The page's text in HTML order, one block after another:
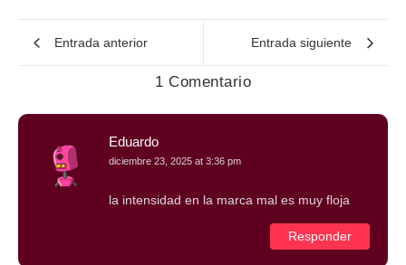
Entrada anterior Entrada siguiente
1 Comentario
Eduardo
diciembre 23, 2025 at 3:36 pm
la intensidad en la marca mal es muy floja
Responder